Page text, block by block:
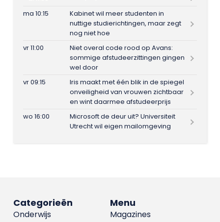
ma 10:15
Kabinet wil meer studenten in
nuttige studierichtingen, maar zegt
nog niet hoe
vr 11:00
Niet overal code rood op Avans:
sommige afstudeerzittingen gingen
wel door
vr 09:15
Iris maakt met één blik in de spiegel
onveiligheid van vrouwen zichtbaar
en wint daarmee afstudeerprijs
wo 16:00
Microsoft de deur uit? Universiteit
Utrecht wil eigen mailomgeving
Menu
Magazines
Categorieën
Onderwijs